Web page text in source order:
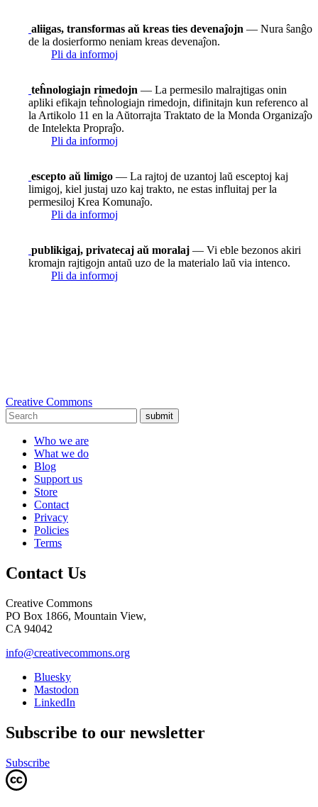
aliigas, transformas aŭ kreas ties devenaĵojn — Nura ŝanĝo
de la dosierformo neniam kreas devenaĵon.
Pli da informoj
teĥnologiajn rimedojn — La permesilo malrajtigas onin
apliki efikajn teĥnologiajn rimedojn, difinitajn kun referenco al
la Artikolo 11 en la Aŭtorrajta Traktato de la Monda Organizaĵo
de Intelekta Propraĵo.
Pli da informoj
escepto aŭ limigo — La rajtoj de uzantoj laŭ esceptoj kaj
limigoj, kiel justaj uzo kaj trakto, ne estas influitaj per la
permesiloj Krea Komunaĵo.
Pli da informoj
publikigaj, privatecaj aŭ moralaj — Vi eble bezonos akiri
kromajn rajtigojn antaŭ uzo de la materialo laŭ via intenco.
Pli da informoj
Creative Commons
submit
Who we are
What we do
Blog
Support us
Store
Contact
Privacy
Policies
Terms
Contact Us
Creative Commons
PO Box 1866, Mountain View,
CA 94042
info@creativecommons.org
Bluesky
Mastodon
LinkedIn
Subscribe to our newsletter
Subscribe